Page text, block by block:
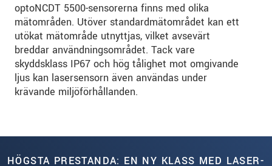
optoNCDT 5500-sensorerna finns med olika
mätområden. Utöver standardmätområdet kan ett
utökat mätområde utnyttjas, vilket avsevärt
breddar användningsområdet. Tack vare
skyddsklass IP67 och hög tålighet mot omgivande
ljus kan lasersensorn även användas under
krävande miljöförhållanden.
HÖGSTA PRESTANDA: EN NY KLASS MED LASER-